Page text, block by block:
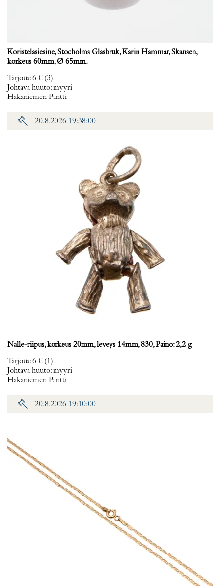
Koristelasiesine, Stocholms Glasbruk, Karin Hammar, Skansen,
korkeus 60mm, Ø 65mm.
Tarjous:6 € (3)
Johtava huuto:myyri
Hakaniemen Pantti
20.8.2026 19:38:00
Nalle-riipus, korkeus 20mm, leveys 14mm, 830, Paino: 2,2 g
Tarjous:6 € (1)
Johtava huuto:myyri
Hakaniemen Pantti
20.8.2026 19:10:00